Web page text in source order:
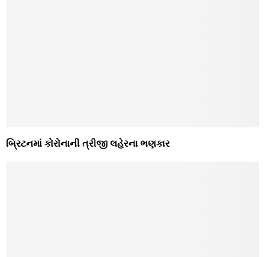
બ્રિટનમાં કોરોનાની ત્રીજી લહેરના ભણકાર